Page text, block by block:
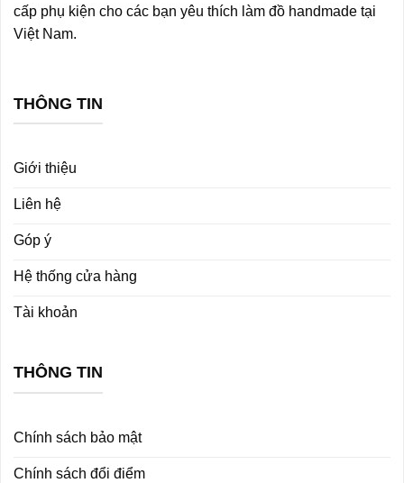
cấp phụ kiện cho các bạn yêu thích làm đồ handmade tại
Việt Nam.
THÔNG TIN
Giới thiệu
Liên hệ
Góp ý
Hệ thống cửa hàng
Tài khoản
THÔNG TIN
Chính sách bảo mật
Chính sách đổi điểm